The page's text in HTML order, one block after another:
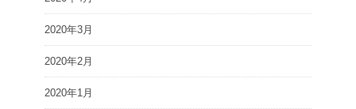
2020年3月
2020年2月
2020年1月